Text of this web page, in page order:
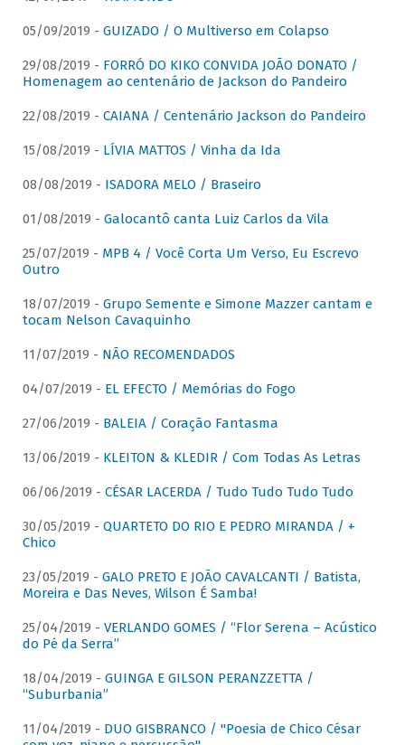
05/09/2019 - GUIZADO / O Multiverso em Colapso
29/08/2019 - FORRÓ DO KIKO CONVIDA JOÃO DONATO /
Homenagem ao centenário de Jackson do Pandeiro
22/08/2019 - CAIANA / Centenário Jackson do Pandeiro
15/08/2019 - LÍVIA MATTOS / Vinha da Ida
08/08/2019 - ISADORA MELO / Braseiro
01/08/2019 - Galocantô canta Luiz Carlos da Vila
25/07/2019 - MPB 4 / Você Corta Um Verso, Eu Escrevo
Outro
18/07/2019 - Grupo Semente e Simone Mazzer cantam e
tocam Nelson Cavaquinho
11/07/2019 - NÃO RECOMENDADOS
04/07/2019 - EL EFECTO / Memórias do Fogo
27/06/2019 - BALEIA / Coração Fantasma
13/06/2019 - KLEITON & KLEDIR / Com Todas As Letras
06/06/2019 - CÉSAR LACERDA / Tudo Tudo Tudo Tudo
30/05/2019 - QUARTETO DO RIO E PEDRO MIRANDA / +
Chico
23/05/2019 - GALO PRETO E JOÃO CAVALCANTI / Batista,
Moreira e Das Neves, Wilson É Samba!
25/04/2019 - VERLANDO GOMES / “Flor Serena – Acústico
do Pé da Serra”
18/04/2019 - GUINGA E GILSON PERANZZETTA /
“Suburbania”
11/04/2019 - DUO GISBRANCO / "Poesia de Chico César